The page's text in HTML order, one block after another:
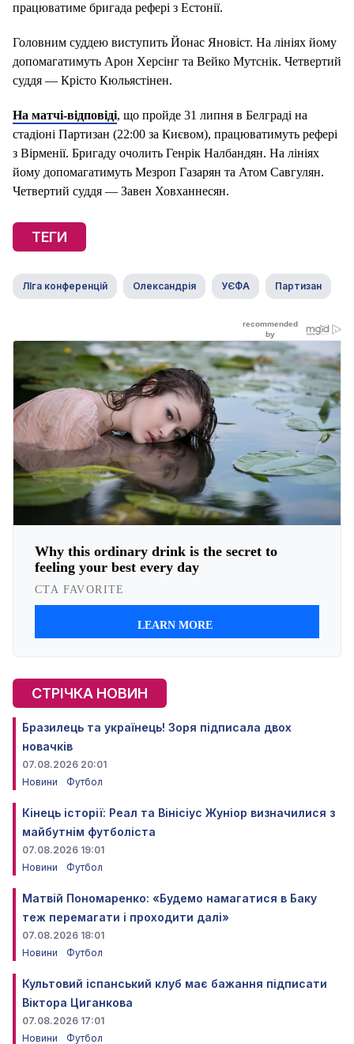
працюватиме бригада рефері з Естонії.
Головним суддею виступить Йонас Яновіст. На лініях йому
допомагатимуть Арон Херсінг та Вейко Мутснік. Четвертий
суддя — Крісто Кюльястінен.
На матчі-відповіді, що пройде 31 липня в Белграді на
стадіоні Партизан (22:00 за Києвом), працюватимуть рефері
з Вірменії. Бригаду очолить Генрік Налбандян. На лініях
йому допомагатимуть Мезроп Газарян та Атом Савгулян.
Четвертий суддя — Завен Ховханнесян.
ТЕГИ
ЛІга конференцій Олександрія УЄФА Партизан
СТРІЧКА НОВИН
Бразилець та українець! Зоря підписала двох
новачків
07.08.2026 20:01
Новини
Футбол
Кінець історії: Реал та Вінісіус Жуніор визначилися з
майбутнім футболіста
07.08.2026 19:01
Новини
Футбол
Матвій Пономаренко: «Будемо намагатися в Баку
теж перемагати і проходити далі»
07.08.2026 18:01
Новини
Футбол
Культовий іспанський клуб має бажання підписати
Віктора Циганкова
07.08.2026 17:01
Новини
Футбол